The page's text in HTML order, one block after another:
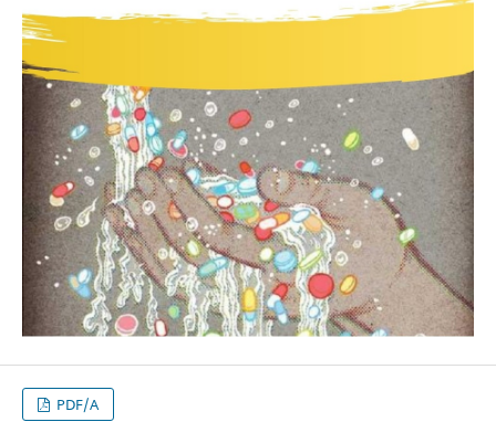
PDF/A